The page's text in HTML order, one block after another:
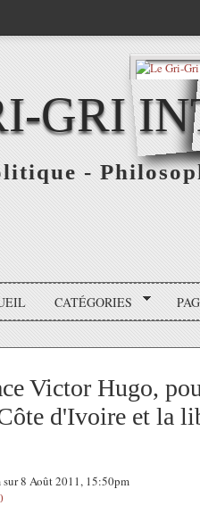
GRI
-
CATÉGORIES
Victor Hugo,
d'Ivoire et la
8 Août 2011, 15:50pm